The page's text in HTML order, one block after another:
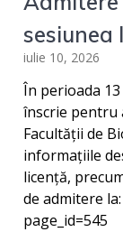
sesiunea
iulie 10, 2026
În perioada
înscrie pentru
Facultății de
informațiile
licență,
de admitere
page_id=545